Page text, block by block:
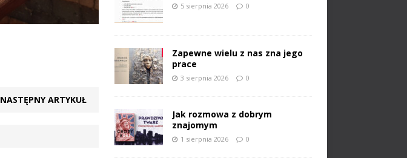
NASTĘPNY ARTYKUŁ
5 sierpnia 2026 0
Zapewne wielu z nas zna jego
prace
3 sierpnia 2026 0
Jak rozmowa z dobrym
znajomym
1 sierpnia 2026 0